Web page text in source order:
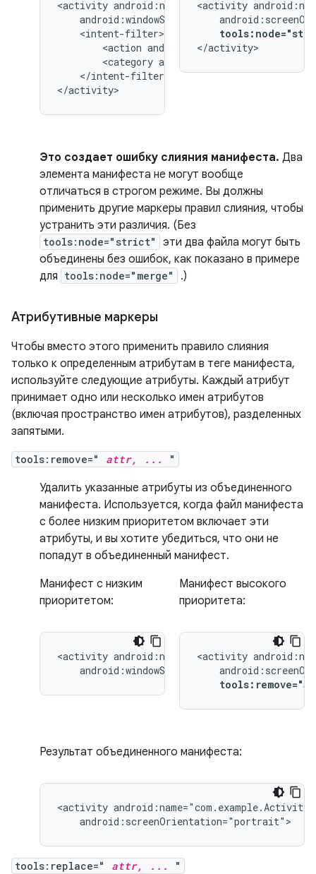
<activity
<action
<category
</intent-filter>
</activity>
<activity
</activity>
Это создает ошибку слияния манифеста. Два
элемента манифеста не могут вообще
отличаться в строгом режиме. Вы должны
применить другие маркеры правил слияния, чтобы
устранить эти различия. (Без
tools:node="strict"
эти два файла могут быть
объединены без ошибок, как показано в примере
для tools:node="merge" .)
Атрибутивные маркеры
Чтобы вместо этого применить правило слияния
только к определенным атрибутам в теге манифеста,
используйте следующие атрибуты. Каждый атрибут
принимает одно или несколько имен атрибутов
(включая пространство имен атрибутов), разделенных
запятыми.
tools:remove=" attr, ... "
Удалить указанные атрибуты из объединенного
манифеста. Используется, когда файл манифеста
с более низким приоритетом включает эти
атрибуты, и вы хотите убедиться, что они не
попадут в объединенный манифест.
Манифест с низким
приоритетом:
<activity
Манифест высокого
приоритета:
<activity
Результат объединенного манифеста:
<activity
android:screenOrientation="portrait">
tools:replace=" attr, ... "